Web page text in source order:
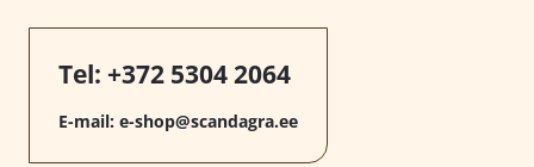
Tel: +372 5304 2064
E-mail: e-shop@scandagra.ee